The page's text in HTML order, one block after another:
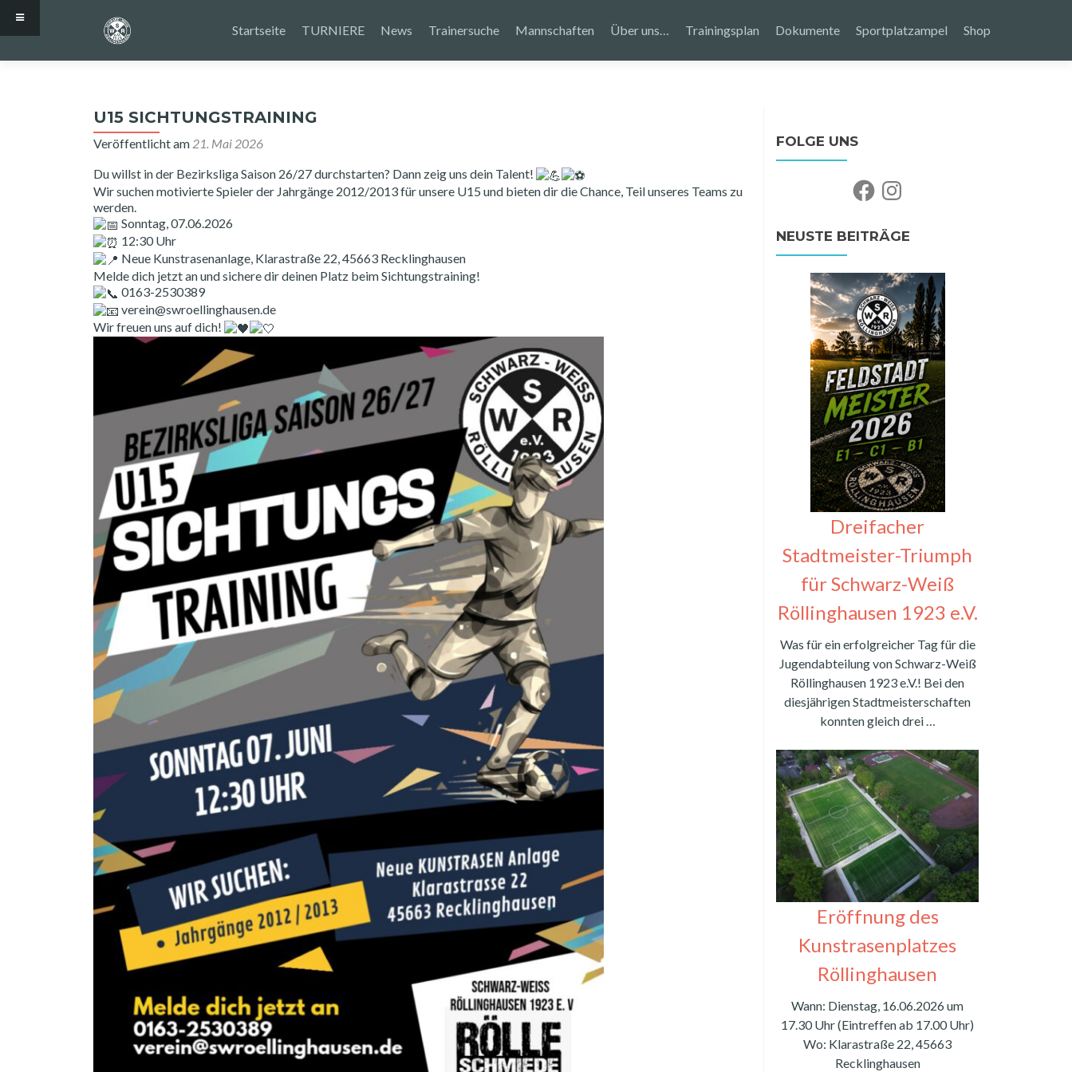
Inhalt
Startseite TURNIERE News Trainersuche Mannschaften Über uns… Trainingsplan Dokumente Sportplatzampel Shop
U15 SICHTUNGSTRAINING
Veröffentlicht am 21. Mai 2026
Du willst in der Bezirksliga Saison 26/27 durchstarten? Dann zeig uns dein Talent!
Wir suchen motivierte Spieler der Jahrgänge 2012/2013 für unsere U15 und bieten dir die Chance, Teil unseres Teams zu
werden.
Sonntag, 07.06.2026
12:30 Uhr
Neue Kunstrasenanlage, Klarastraße 22, 45663 Recklinghausen
Melde dich jetzt an und sichere dir deinen Platz beim Sichtungstraining!
0163-2530389
verein@swroellinghausen.de
Wir freuen uns auf dich!
FOLGE UNS
FacebookInstagram
NEUSTE BEITRÄGE
Dreifacher
Stadtmeister-Triumph
für Schwarz-Weiß
Röllinghausen 1923 e.V.
Was für ein erfolgreicher Tag für die
Jugendabteilung von Schwarz-Weiß
Röllinghausen 1923 e.V.! Bei den
diesjährigen Stadtmeisterschaften
konnten gleich drei …
Eröffnung des
Kunstrasenplatzes
Röllinghausen
Wann: Dienstag, 16.06.2026 um
17.30 Uhr (Eintreffen ab 17.00 Uhr)
Wo: Klarastraße 22, 45663
Recklinghausen